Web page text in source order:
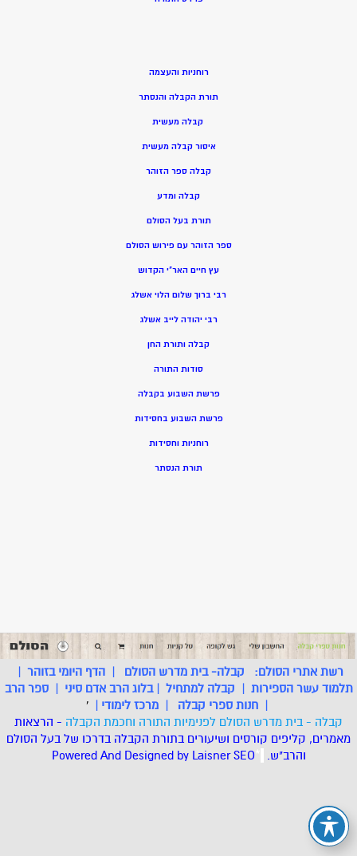
רוחניות והעצמה
תורת הקבלה והנסתר
קבלה מעשית
איסור קבלה מעשית
קבלה ספר הזוהר
קבלה ומדע
תורת בעל הסולם
ספר הזוהר עם פירוש הסולם
עץ חיים האר”י הקדוש
רבי ברוך שלום הלוי אשלג
רבי יהודה לייב אשלג
קבלה ותורת החן
סודות התורה
פרשת השבוע בקבלה
פרשת השבוע בחסידות
רוחניות וחסידות
תורת הנסתר
רשת אתרי הסולם: קבלה- בית מדרש הסולם |הדף היומי בזוהר |
תלמוד עשר הספירות | קבלה למתחיל |בלוג הרב אדם סיני |ספר הרב
| חנות ספרי קבלה | מרכז לימודי |
'
קבלה - בית מדרש הסולם לפנימיות התורה וחכמת הקבלה - הרצאות
מאמרים, קליפים קורסים ושיעורים בתורת הקבלה בדרכו של בעל הסולם
והרב"ש. *
Powered And Designed by LaisnerSEO